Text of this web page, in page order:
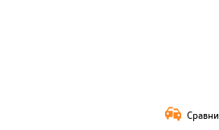
Сравни